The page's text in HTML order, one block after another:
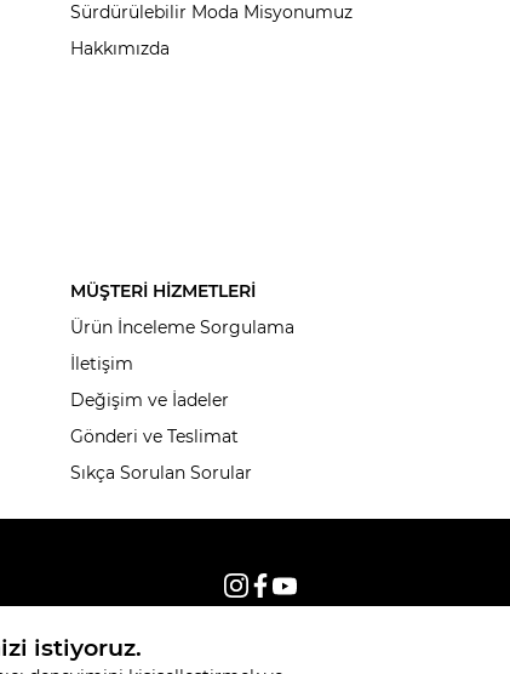
Sürdürülebilir Moda Misyonumuz
Hakkımızda
MÜŞTERİ HİZMETLERİ
Ürün İnceleme Sorgulama
İletişim
Değişim ve İadeler
Gönderi ve Teslimat
Sıkça Sorulan Sorular
© 2026, Tüm hakları saklıdır KNITSS